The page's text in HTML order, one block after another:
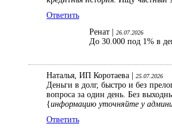
Ответить
Ренат |
26.07.2026
До 30.000 под 1% в
Наталья, ИП Коротаева | 25.07.2026
Деньги в долг, быстро и без
вопроса за один день. Без
{информацию уточняйте у
Ответить